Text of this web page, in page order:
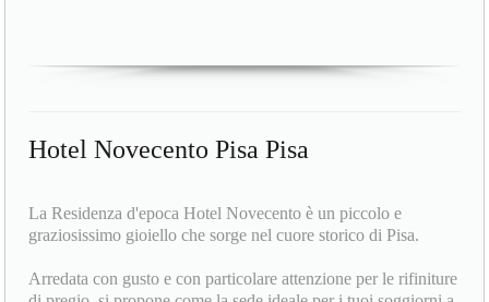
Hotel Novecento Pisa Pisa
La Residenza d'epoca Hotel Novecento è un piccolo e
graziosissimo gioiello che sorge nel cuore storico di Pisa.
Arredata con gusto e con particolare attenzione per le rifiniture